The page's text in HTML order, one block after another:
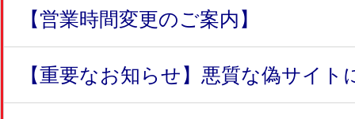
【営業時間変更のご案内】
【重要なお知らせ】悪質な偽サイト